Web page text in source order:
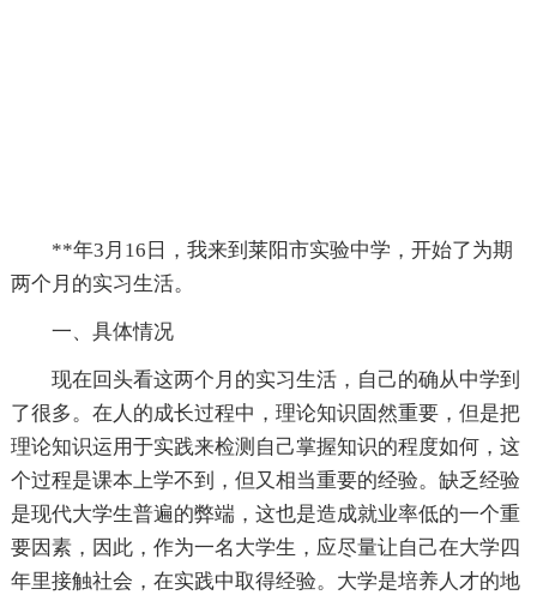
**年3月16日，我来到莱阳市实验中学，开始了为期
两个月的实习生活。
一、具体情况
现在回头看这两个月的实习生活，自己的确从中学到
了很多。在人的成长过程中，理论知识固然重要，但是把
理论知识运用于实践来检测自己掌握知识的程度如何，这
个过程是课本上学不到，但又相当重要的经验。缺乏经验
是现代大学生普遍的弊端，这也是造成就业率低的一个重
要因素，因此，作为一名大学生，应尽量让自己在大学四
年里接触社会，在实践中取得经验。大学是培养人才的地